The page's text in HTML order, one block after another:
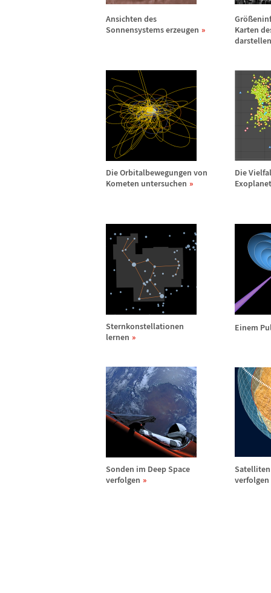
Ansichten des
Sonnensystems erzeugen
Größ
Karten
darstellen
Die Orbitalbewegungen von
Kometen untersuchen
Die
Sternkonstellationen
lernen
Einem
Sonden im Deep Space
verfolgen
verfolgen